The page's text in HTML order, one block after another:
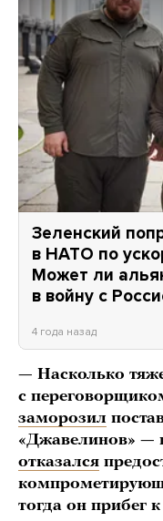
Зеленский
в НАТО по
Может ли
в войну с
4 года назад
— Насколько
с
заморозил
«Джавелинов» —
отказался
тогда он прибег